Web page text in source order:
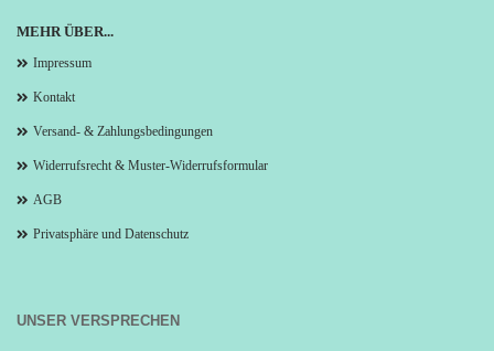
MEHR ÜBER...
Impressum
Kontakt
Versand- & Zahlungsbedingungen
Widerrufsrecht & Muster-Widerrufsformular
AGB
Privatsphäre und Datenschutz
UNSER VERSPRECHEN